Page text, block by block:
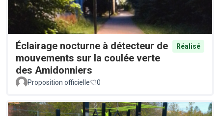
Éclairage nocturne à détecteur de
mouvements sur la coulée verte
des Amidonniers
Réalisé
Proposition officielle 0